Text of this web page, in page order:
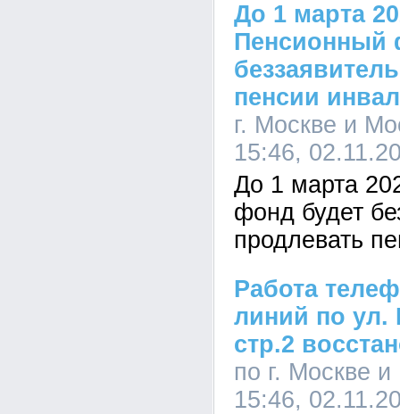
До 1 марта
Пенсионный
пенсии
г. Москве и
15:46,
До 1 марта
фонд будет
продлевать
Работа
линий по ул.
стр.2
по г. Москве
15:46,